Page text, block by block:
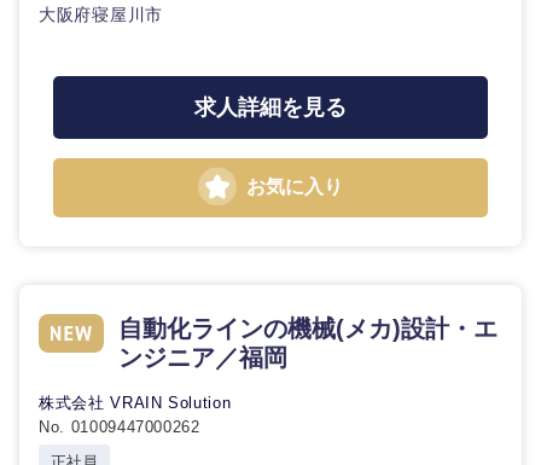
大阪府寝屋川市
求人詳細を見る
お気に入り
自動化ラインの機械(メカ)設計・エ
ンジニア／福岡
株式会社 VRAIN Solution
No. 01009447000262
正社員